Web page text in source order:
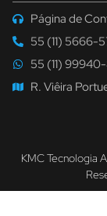
Página de
55 (11) 5666-
55 (11)
R. Viêira
KMC Tecnologia